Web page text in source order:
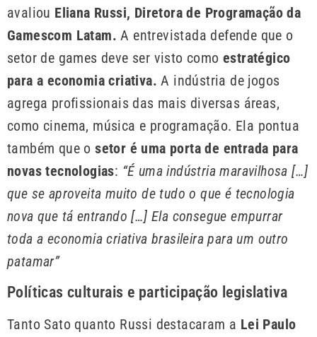
avaliou Eliana Russi, Diretora de Programação da
Gamescom Latam. A entrevistada defende que o
setor de games deve ser visto como estratégico
para a economia criativa.A indústria de jogos
agrega profissionais das mais diversas áreas,
como cinema, música e programação. Ela pontua
também que osetor é uma porta de entrada para
novas tecnologias: “É uma indústria maravilhosa […]
que se aproveita muito de tudo o que é tecnologia
nova que tá entrando […] Ela consegue empurrar
toda a economia criativa brasileira para um outro
patamar”
Políticas culturais e participação legislativa
Tanto Sato quanto Russi destacaram a Lei Paulo